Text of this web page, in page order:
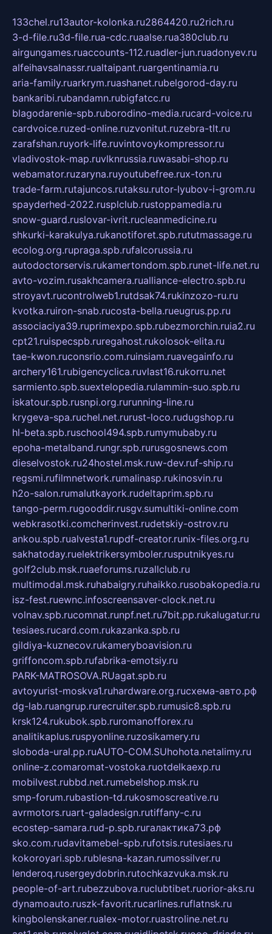
133chel.ru13autor-kolonka.ru2864420.ru2rich.ru
3-d-file.ru3d-file.rua-cdc.ruaalse.rua380club.ru
airgungames.ruaccounts-112.ruadler-jun.ruadonyev.ru
alfeihavsalnassr.rualtaipant.ruargentinamia.ru
aria-family.ruarkrym.ruashanet.rubelgorod-day.ru
bankaribi.rubandamn.rubigfatcc.ru
blagodarenie-spb.ruborodino-media.rucard-voice.ru
cardvoice.ruzed-online.ruzvonitut.ruzebra-tlt.ru
zarafshan.ruyork-life.ruvintovoykompressor.ru
vladivostok-map.ruvlknrussia.ruwasabi-shop.ru
webamator.ruzaryna.ruyoutubefree.rux-ton.ru
trade-farm.rutajuncos.rutaksu.rutor-lyubov-i-grom.ru
spayderhed-2022.rusplclub.rustoppamedia.ru
snow-guard.ruslovar-ivrit.rucleanmedicine.ru
shkurki-karakulya.rukanotiforet.spb.rututmassage.ru
ecolog.org.rupraga.spb.rufalcorussia.ru
autodoctorservis.rukamertondom.spb.runet-life.net.ru
avto-vozim.rusakhcamera.rualliance-electro.spb.ru
stroyavt.rucontrolweb1.rutdsak74.rukinzozo-ru.ru
kvotka.ruiron-snab.rucosta-bella.rueugrus.pp.ru
associaciya39.ruprimexpo.spb.rubezmorchin.ruia2.ru
cpt21.ruispecspb.ruregahost.rukolosok-elita.ru
tae-kwon.ruconsrio.com.ruinsiam.ruavegainfo.ru
archery161.rubigencyclica.ruvlast16.rukorru.net
sarmiento.spb.suextelopedia.rulammin-suo.spb.ru
iskatour.spb.rusnpi.org.rurunning-line.ru
krygeva-spa.ruchel.net.rurust-loco.rudugshop.ru
hl-beta.spb.ruschool494.spb.rumymubaby.ru
epoha-metalband.rungr.spb.rurusgosnews.com
dieselvostok.ru24hostel.msk.ruw-dev.ruf-ship.ru
regsmi.rufilmnetwork.rumalinasp.rukinosvin.ru
h2o-salon.rumalutkayork.rudeltaprim.spb.ru
tango-perm.rugooddir.rusgv.sumultiki-online.com
webkrasotki.comcherinvest.rudetskiy-ostrov.ru
ankou.spb.rualvesta1.rupdf-creator.runix-files.org.ru
sakhatoday.ruelektrikersymboler.rusputnikyes.ru
golf2club.msk.ruaeforums.ruzallclub.ru
multimodal.msk.ruhabaigry.ruhaikko.rusobakopedia.ru
isz-fest.ruewnc.infoscreensaver-clock.net.ru
volnav.spb.rucomnat.runpf.net.ru7bit.pp.rukalugatur.ru
tesiaes.rucard.com.rukazanka.spb.ru
gildiya-kuznecov.rukameryboavision.ru
griffoncom.spb.rufabrika-emotsiy.ru
PARK-MATROSOVA.RUagat.spb.ru
avtoyurist-moskva1.ruhardware.org.ruсхема-авто.рф
dg-lab.ruangrup.rurecruiter.spb.rumusic8.spb.ru
krsk124.rukubok.spb.ruromanofforex.ru
analitikaplus.ruspyonline.ruzosikamery.ru
sloboda-ural.pp.ruAUTO-COM.SUhohota.netalimy.ru
online-z.comaromat-vostoka.ruotdelkaexp.ru
mobilvest.rubbd.net.rumebelshop.msk.ru
smp-forum.rubastion-td.rukosmoscreative.ru
avrmotors.ruart-galadesign.rutiffany-c.ru
ecostep-samara.rud-p.spb.ruгалактика73.рф
sko.com.rudavitamebel-spb.rufotsis.rutesiaes.ru
kokoroyari.spb.rublesna-kazan.rumossilver.ru
lenderoq.rusergeydobrin.rutochkazvuka.msk.ru
people-of-art.rubezzubova.ruclubtibet.ruorior-aks.ru
dynamoauto.ruszk-favorit.rucarlines.ruflatnsk.ru
kingbolenskaner.rualex-motor.ruastroline.net.ru